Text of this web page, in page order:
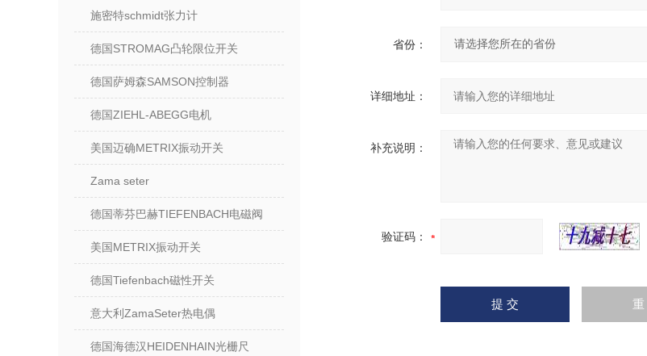
施密特schmidt张力计
德国STROMAG凸轮限位开关
德国萨姆森SAMSON控制器
德国ZIEHL-ABEGG电机
美国迈确METRIX振动开关
Zama seter
德国蒂芬巴赫TIEFENBACH电磁阀
美国METRIX振动开关
德国Tiefenbach磁性开关
意大利ZamaSeter热电偶
德国海德汉HEIDENHAIN光栅尺
省份：
详细地址：
补充说明：
验证码：